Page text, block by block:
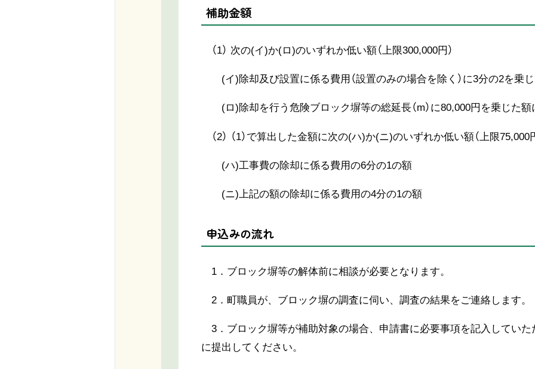
補助金額
（1） 次の(イ)か(ロ)のいずれか低い額（上限300,000円）
(イ)除却及び設置に係る費用（設置のみの場合を除く）に3分の2を乗
(ロ)除却を行う危険ブロック塀等の総延長（m）に80,000円を乗じた額
（2） （1）で算出した金額に次の(ハ)か(ニ)のいずれか低い額（上限75,000
(ハ)工事費の除却に係る費用の6分の1の額
(ニ)上記の額の除却に係る費用の4分の1の額
申込みの流れ
1．ブロック塀等の解体前に相談が必要となります。
2．町職員が、ブロック塀の調査に伺い、調査の結果をご連絡します。
3．ブロック塀等が補助対象の場合、申請書に必要事項を記入してい
に提出してください。